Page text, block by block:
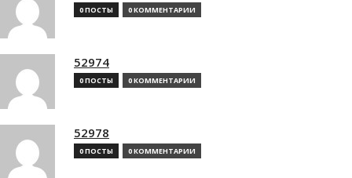
0 ПОСТЫ 0 КОММЕНТАРИИ
52974
0 ПОСТЫ 0 КОММЕНТАРИИ
52978
0 ПОСТЫ 0 КОММЕНТАРИИ